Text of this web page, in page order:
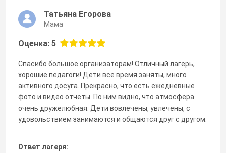
Татьяна Егорова
Мама
Оценка: 5
Спасибо большое организаторам! Отличный лагерь,
хорошие педагоги! Дети все время заняты, много
активного досуга. Прекрасно, что есть ежедневные
фото и видео отчеты. По ним видно, что атмосфера
очень дружелюбная. Дети вовлечены, увлечены, с
удовольствием занимаются и общаются друг с другом.
Ответ лагеря: